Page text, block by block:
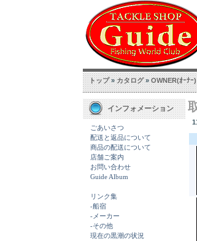
トップ»カタログ»OWNER(ｵｰﾅｰ)
インフォメーション
ごあいさつ
配送と返品について
商品の配送について
店舗ご案内
お問い合わせ
Guide Album
リンク集
-船宿
-メーカー
-その他
現在の黒潮の状況